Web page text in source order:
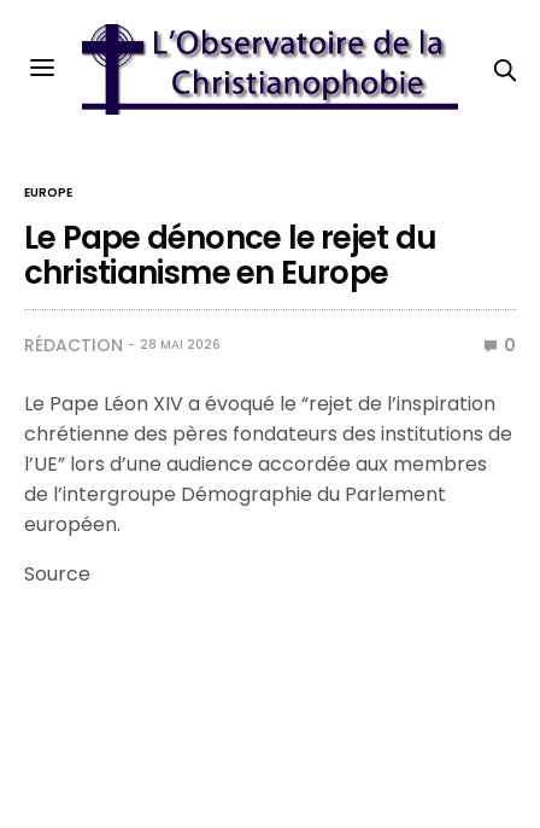
EUROPE
Le Pape dénonce le rejet du
christianisme en Europe
RÉDACTION 28 MAI 2026 0
Le Pape Léon XIV a évoqué le “rejet de l’inspiration
chrétienne des pères fondateurs des institutions de
l’UE” lors d’une audience accordée aux membres
de l’intergroupe Démographie du Parlement
européen.
Source